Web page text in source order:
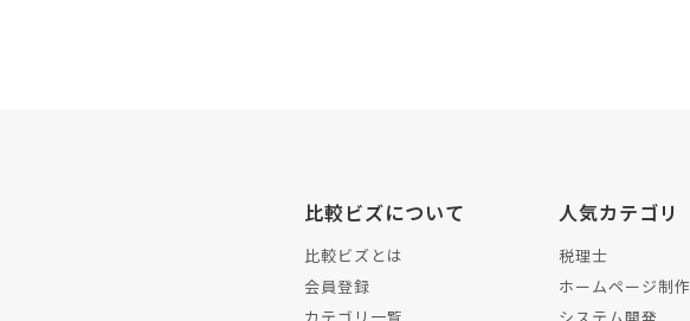
比較ビズについて
比較ビズとは
会員登録
人気カテゴリ
税理士
ホームページ制作